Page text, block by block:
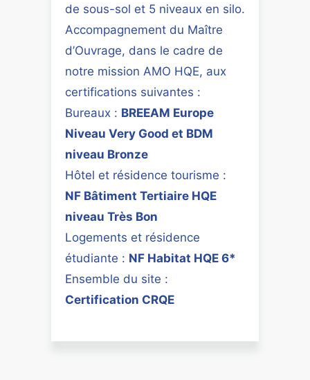
de sous-sol et 5 niveaux en silo.
Accompagnement du Maître
d’Ouvrage, dans le cadre de
notre mission AMO HQE, aux
certifications suivantes :
Bureaux : BREEAM Europe
Niveau Very Good et BDM
niveau Bronze
Hôtel et résidence tourisme :
NF Bâtiment Tertiaire HQE
niveau Très Bon
Logements et résidence
étudiante : NF Habitat HQE 6*
Ensemble du site :
Certification CRQE